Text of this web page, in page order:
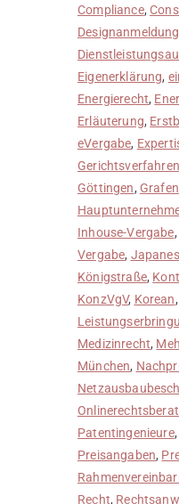
Compliance,
Eigenerklärung,
Energierecht,
Erläuterung,
eVergabe,
Gerichtsverfahren
Göttingen,
Inhouse-Vergabe,
Vergabe,
Königstraße,
KonzVgV, Korean,
Medizinrecht,
München,
Patentingenieure,
Preisangaben,
Recht,